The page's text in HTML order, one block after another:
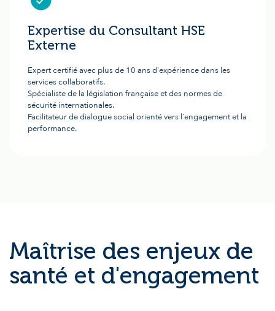
Expertise du Consultant HSE
Externe
Expert certifié avec plus de 10 ans d'expérience dans les
services collaboratifs.
Spécialiste de la législation française et des normes de
sécurité internationales.
Facilitateur de dialogue social orienté vers l'engagement et la
performance.
Maîtrise des enjeux de
santé et d'engagement